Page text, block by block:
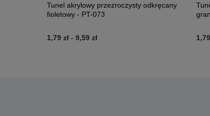
Tunel akrylowy przezroczysty odkręcany
fioletowy - PT-073
1,79 zł - 9,59 zł